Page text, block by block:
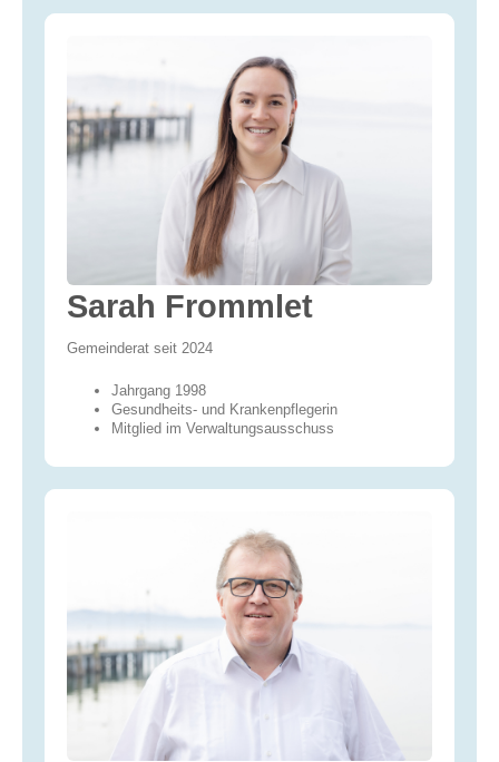
Sarah Frommlet
Gemeinderat seit 2024
Jahrgang 1998
Gesundheits- und Krankenpflegerin
Mitglied im Verwaltungsausschuss